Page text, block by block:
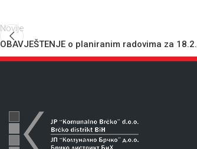
Novije
OBAVJEŠTENJE o planiranim radovima za